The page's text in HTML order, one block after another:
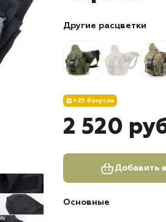
Другие расцветки
+25 бонусов
2 520
Добавить
Основные